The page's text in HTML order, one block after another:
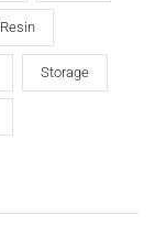
Resin
Storage